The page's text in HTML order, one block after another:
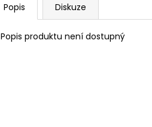
Popis Diskuze
Popis produktu není dostupný